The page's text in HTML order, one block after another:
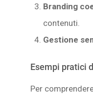
Branding
contenuti.
Gestione
Esempi pratici
Per